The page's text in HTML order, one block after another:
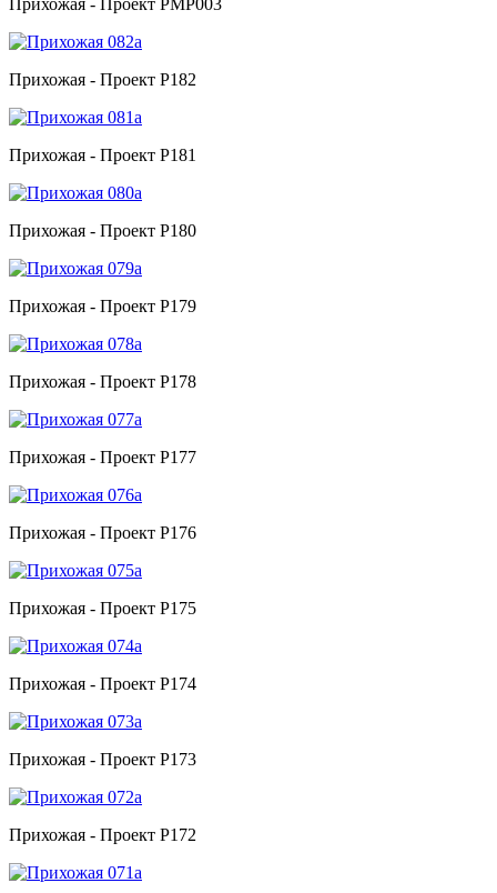
Прихожая - Проект P182
Прихожая - Проект P181
Прихожая - Проект P180
Прихожая - Проект P179
Прихожая - Проект P178
Прихожая - Проект P177
Прихожая - Проект P176
Прихожая - Проект P175
Прихожая - Проект P174
Прихожая - Проект P173
Прихожая - Проект P172